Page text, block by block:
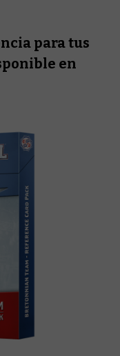
para tus
en